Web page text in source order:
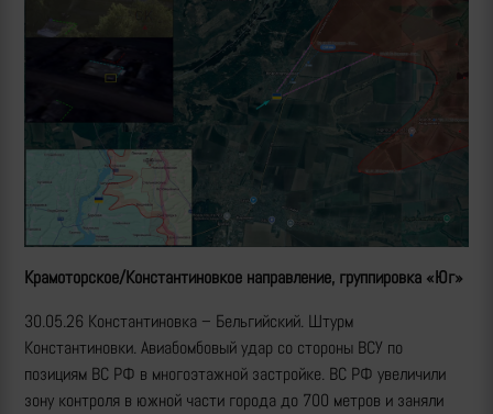
Крамоторское/Константиновкое направление, группировка «Юг»
30.05.26 Константиновка – Бельгийский. Штурм
Константиновки. Авиабомбовый удар со стороны ВСУ по
позициям ВС РФ в многоэтажной застройке. ВС РФ увеличили
зону контроля в южной части города до 700 метров и заняли